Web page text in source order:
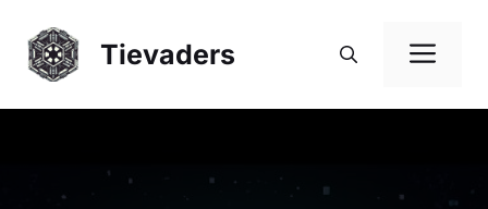
contenu
Tievaders